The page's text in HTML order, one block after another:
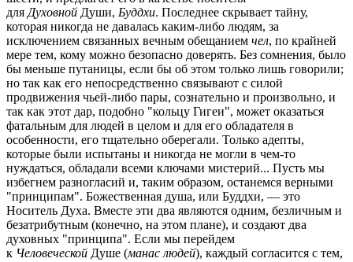
дляДуховной Души, Буддхи. Последнее скрывает тайну,
которая никогда не давалась каким-либо людям, за
исключением связанных вечным обещанием чел, по крайней
мере тем, кому можно безопасно доверять. Без сомнения, было
бы меньше путаницы, если бы об этом только лишь говорили;
но так как его непосредственно связывают с силой
продвижения чьей-либо пары, сознательно и произвольно, и
так как этот дар, подобно "кольцу Гигеи", может оказаться
фатальным для людей в целом и для его обладателя в
особенности, его тщательно оберегали. Только адепты,
которые были испытаны и никогда не могли в чем-то
нуждаться, обладали всеми ключами мистерий... Пусть мы
избегнем разногласий и, таким образом, останемся верными
"принципам". Божественная душа, или Буддхи, — это
Носитель Духа. Вместе эти два являются одним, безличным и
безатрибутным (конечно, на этом плане), и создают два
духовных "принципа". Если мы перейдем
к Человеческой Душе (манас людей), каждый согласится с тем,